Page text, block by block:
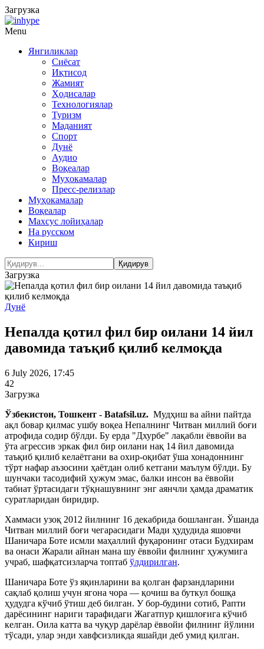
Загрузка
Menu
Янгиликлар
Сиёсат
Иқтисод
Жамият
Ҳодисалар
Технологиялар
Туризм
Маданият
Спорт
Дунё
Аудио
Воқеалар
Муҳокамалар
Пресс-релизлар
Муҳокамалар
Воқеалар
Махсус лойиҳалар
На русском
Кириш
Загрузка
Дунё
Непалда қотил фил бир оилани 14 йил
давомида таъқиб қилиб келмоқда
6 July 2026, 17:45
42
Загрузка
Ўзбекистон, Тошкент - Batafsil.uz. Мудҳиш ва айни пайтда
ақл бовар қилмас ушбу воқеа Непалнинг Читван миллий боғи
атрофида содир бўлди. Бу ерда "Дхурбе" лақабли ёввойи ва
ўта агрессив эркак фил бир оилани нақ 14 йил давомида
таъқиб қилиб келаётгани ва охир-оқибат ўша хонадоннинг
тўрт нафар аъзосини ҳаётдан олиб кетгани маълум бўлди. Бу
шунчаки тасодифий ҳужум эмас, балки инсон ва ёввойи
табиат ўртасидаги тўқнашувнинг энг аянчли ҳамда драматик
суратларидан биридир.
Хаммаси узоқ 2012 йилнинг 16 декабрида бошланган. Ўшанда
Читван миллий боғи чегарасидаги Мади ҳудудида яшовчи
Шаничара Боте исмли маҳаллий фуқаронинг отаси Будхирам
ва онаси Жарали айнан мана шу ёввойи филнинг ҳужумига
учраб, шафқатсизларча топтаб ўлдирилган.
Шаничара Боте ўз яқинларини ва қолган фарзандларини
сақлаб қолиш учун ягона чора — қочиш ва буткул бошқа
ҳудудга кўчиб ўтиш деб билган. У бор-будини сотиб, Рапти
дарёсининг нариги тарафидаги Жагатпур қишлоғига кўчиб
келган. Оила катта ва чуқур дарёлар ёввойи филнинг йўлини
тўсади, улар энди хавфсизликда яшайди деб умид қилган.